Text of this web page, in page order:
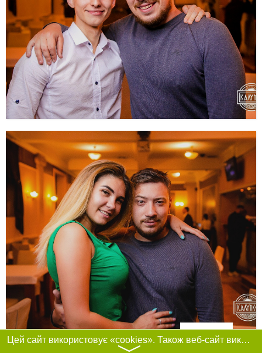
Фільтри
Цей сайт використовує «cookies». Також веб-сайт використовує інтернет-сервіс для збору технічних даних стосовно відвідувачів з метою отримання маркетингової та статистичної інформації. Умови обробки даних відвідувачів сайту див.
〉